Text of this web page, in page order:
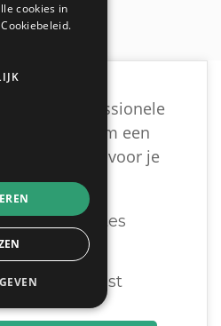
een professionele
Turnhout om een
te krijgen voor je
tot 3 offertes
Vrijblijvend
en beslist
cookies in